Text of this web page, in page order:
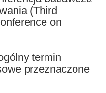
(Third
on
termin
przeznaczone